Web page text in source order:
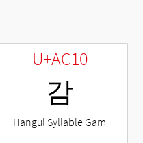
U+AC10
감
Hangul Syllable Gam